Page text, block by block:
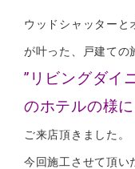
ウッドシャッターと
が叶った、戸建ての
”リビングダイ
のホテルの様
ご来店頂きました。
今回施工させて頂い